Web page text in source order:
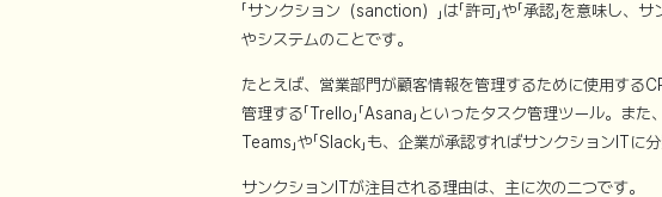
「サンクション（sanction）」は「許可」や「承認」を意味し
やシステムのことです。
たとえば、営業部門が顧客情報を管理するために使用する
管理する「Trello」「Asana」といったタスク管理ツール。ま
Teams」や「Slack」も、企業が承認すればサンクションITに分
サンクションITが注目される理由は、主に次の二つです。